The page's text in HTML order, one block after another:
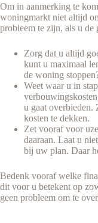
Om in aanmerking te
woningmarkt niet altijd
probleem te zijn, als u
Zorg dat u altijd
kunt u maximaal
de woning
Weet waar u in
u gaat overbieden.
kosten te dekken.
Zet vooraf voor
daaraan. Laat u
bij uw plan. Daar
Bedenk vooraf welke
dit voor u betekent op
geen probleem om te